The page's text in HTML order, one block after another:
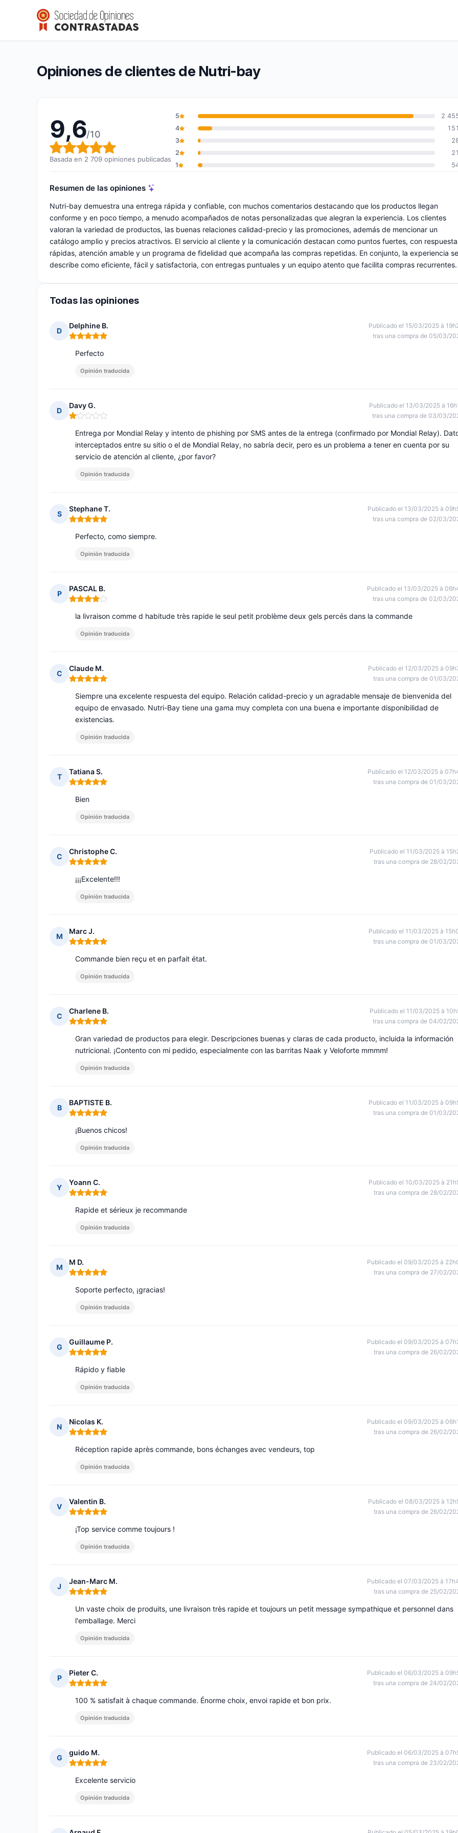
Nutri-bay
Calificación global: 9,6 de 10
9,6/10(2 709 opiniones)
Opiniones de clientes de Nutri-bay
9,6/10
Calificación global: 9,6 de 10
Basada en 2 709 opiniones publicadas
5
2
4
151
3
2
21
1
Resumen de las opiniones
Nutri-bay demuestra una entrega rápida y confiable, con muchos comentarios destacando que los productos llegan
conforme y en poco tiempo, a menudo acompañados de notas personalizadas que alegran la experiencia. Los clientes
valoran la variedad de productos, las buenas relaciones calidad-precio y las promociones, además de mencionar un
catálogo amplio y precios atractivos. El servicio al cliente y la comunicación destacan como puntos fuertes, con
rápidas, atención amable y un programa de fidelidad que acompaña las compras repetidas. En conjunto, la experiencia se
describe como eficiente, fácil y satisfactoria, con entregas puntuales y un equipo atento que facilita compras recurrentes.
Todas las opiniones
D
Delphine B.
Nota: 5 de 5
Publicado el 15/03/2025 à
tras una compra de 05/03/
Perfecto
Opinión traducida
D
Davy G.
Nota: 1 de 5
Publicado el 13/03/2025 à
tras una compra de 03/03/
Entrega por Mondial Relay y intento de phishing por SMS antes de la entrega (confirmado por Mondial Relay).
interceptados entre su sitio o el de Mondial Relay, no sabría decir, pero es un problema a tener en cuenta por su
servicio de atención al cliente, ¿por favor?
Opinión traducida
S
Stephane T.
Nota: 5 de 5
Publicado el 13/03/2025 à
tras una compra de 02/03/
Perfecto, como siempre.
Opinión traducida
P
PASCAL B.
Nota: 4 de 5
Publicado el 13/03/2025 à
tras una compra de 02/03/
la livraison comme d habitude très rapide le seul petit problème deux gels percés dans la commande
Opinión traducida
C
Claude M.
Nota: 5 de 5
Publicado el 12/03/2025 à
tras una compra de 01/03/
Siempre una excelente respuesta del equipo. Relación calidad-precio y un agradable mensaje de bienvenida del
equipo de envasado. Nutri-Bay tiene una gama muy completa con una buena e importante disponibilidad de
existencias.
Opinión traducida
T
Tatiana S.
Nota: 5 de 5
Publicado el 12/03/2025 à
tras una compra de 01/03/
Bien
Opinión traducida
C
Christophe C.
Nota: 5 de 5
Publicado el 11/03/2025 à
tras una compra de 28/02/
¡¡¡Excelente!!!
Opinión traducida
M
Marc J.
Nota: 5 de 5
Publicado el 11/03/2025 à
tras una compra de 01/03/
Commande bien reçu et en parfait état.
Opinión traducida
C
Charlene B.
Nota: 5 de 5
Publicado el 11/03/2025 à
tras una compra de 04/02/
Gran variedad de productos para elegir. Descripciones buenas y claras de cada producto, incluida la información
nutricional. ¡Contento con mi pedido, especialmente con las barritas Naak y Veloforte mmmm!
Opinión traducida
B
BAPTISTE B.
Nota: 5 de 5
Publicado el 11/03/2025 à
tras una compra de 01/03/
¡Buenos chicos!
Opinión traducida
Y
Yoann C.
Nota: 5 de 5
Publicado el 10/03/2025 à
tras una compra de 28/02/
Rapide et sérieux je recommande
Opinión traducida
M
M D.
Nota: 5 de 5
Publicado el 09/03/2025 à
tras una compra de 27/02/
Soporte perfecto, ¡gracias!
Opinión traducida
G
Guillaume P.
Nota: 5 de 5
Publicado el 09/03/2025 à
tras una compra de 26/02/
Rápido y fiable
Opinión traducida
N
Nicolas K.
Nota: 5 de 5
Publicado el 09/03/2025 à
tras una compra de 26/02/
Réception rapide après commande, bons échanges avec vendeurs, top
Opinión traducida
V
Valentin B.
Nota: 5 de 5
Publicado el 08/03/2025 à
tras una compra de 26/02/
¡Top service comme toujours !
Opinión traducida
J
Jean-Marc M.
Nota: 5 de 5
Publicado el 07/03/2025 à
tras una compra de 25/02/
Un vaste choix de produits, une livraison très rapide et toujours un petit message sympathique et personnel dans
l'emballage. Merci
Opinión traducida
P
Pieter C.
Nota: 5 de 5
Publicado el 06/03/2025 à
tras una compra de 24/02/
100 % satisfait à chaque commande. Énorme choix, envoi rapide et bon prix.
Opinión traducida
G
guido M.
Nota: 5 de 5
Publicado el 06/03/2025 à
tras una compra de 23/02/
Excelente servicio
Opinión traducida